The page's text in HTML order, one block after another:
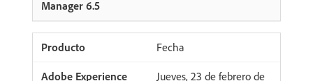
Fecha
Jueves, 23 de febrero de